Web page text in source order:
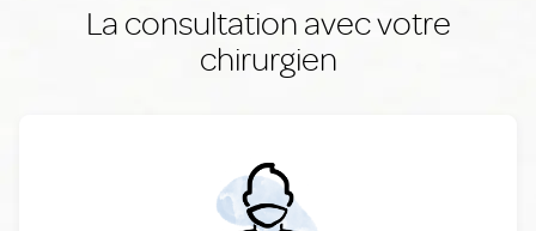
La consultation avec votre
chirurgien